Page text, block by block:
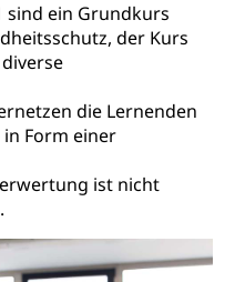
sind ein Grundkurs
der Kurs
die Lernenden
Form einer
ist nicht
mit
Gleichstellung
und Verfahren
Pfändung
politische